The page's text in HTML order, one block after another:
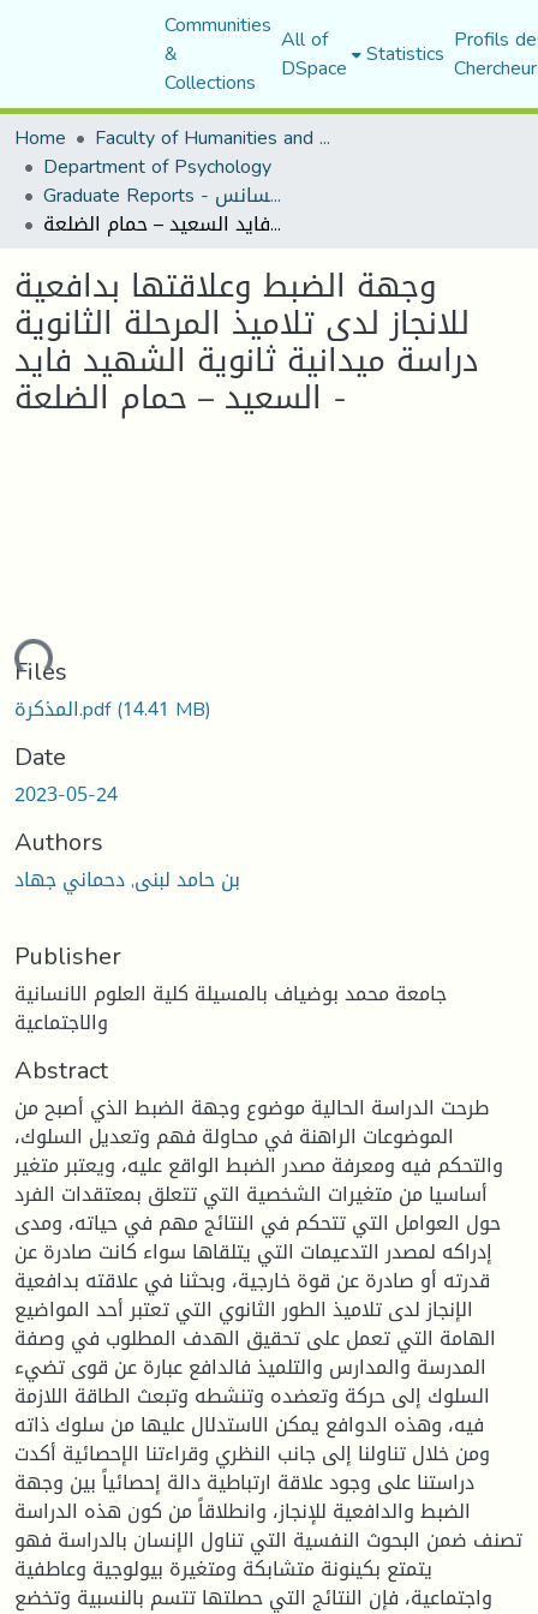
Communities
&
Collections
All of
DSpace Statistics Profils
Home
Faculty of Humanities and Social Sciences
Department of Psychology
Graduate Reports - تقارير الليسانس
وجهة الضبط وعلاقتها بدافعية للانجاز لدى تلاميذ المرحلة الثانوية دراسة ميدانية ثانوية الشهيد فايد السعيد – حمام الضلعة -
وجهة الضبط وعلاقتها بدافعية
للانجاز لدى تلاميذ المرحلة الثانوية
دراسة ميدانية ثانوية الشهيد فايد
السعيد – حمام الضلعة -
Files
المذكرة.pdf(14.41 MB)
Date
2023-05-24
Authors
بن حامد لبنى, دحماني جهاد
Publisher
جامعة محمد بوضياف بالمسيلة كلية العلوم الانسانية
والاجتماعية
Abstract
طرحت الدراسة الحالية موضوع وجهة الضبط الذي أصبح من
الموضوعات الراهنة في محاولة فهم وتعديل السلوك،
والتحكم فيه ومعرفة مصدر الضبط الواقع عليه، ويعتبر متغير
أساسيا من متغيرات الشخصية التي تتعلق بمعتقدات الفرد
حول العوامل التي تتحكم في النتائج مهم في حياته، ومدى
إدراكه لمصدر التدعيمات التي يتلقاها سواء كانت صادرة عن
قدرته أو صادرة عن قوة خارجية، وبحثنا في علاقته بدافعية
الإنجاز لدى تلاميذ الطور الثانوي التي تعتبر أحد المواضيع
الهامة التي تعمل على تحقيق الهدف المطلوب في وصفة
المدرسة والمدارس والتلميذ فالدافع عبارة عن قوى تضيء
السلوك إلى حركة وتعضده وتنشطه وتبعث الطاقة اللازمة
فيه، وهذه الدوافع يمكن الاستدلال عليها من سلوك ذاته
ومن خلال تناولنا إلى جانب النظري وقراءتنا الإحصائية أكدت
دراستنا على وجود علاقة ارتباطية دالة إحصائياً بين وجهة
الضبط والدافعية للإنجاز، وانطلاقاً من كون هذه الدراسة
تصنف ضمن البحوث النفسية التي تناول الإنسان بالدراسة فهو
يتمتع بكينونة متشابكة ومتغيرة بيولوجية وعاطفية
واجتماعية، فإن النتائج التي حصلتها تتسم بالنسبية وتخضع